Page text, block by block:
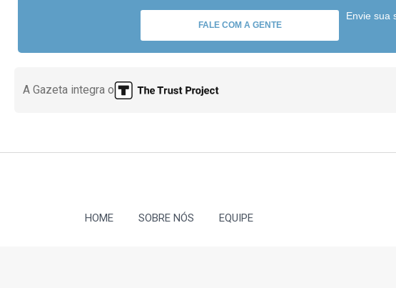
FALE COM A GENTE
Envie sua
A Gazeta integra o
HOME SOBRE NÓS EQUIPE